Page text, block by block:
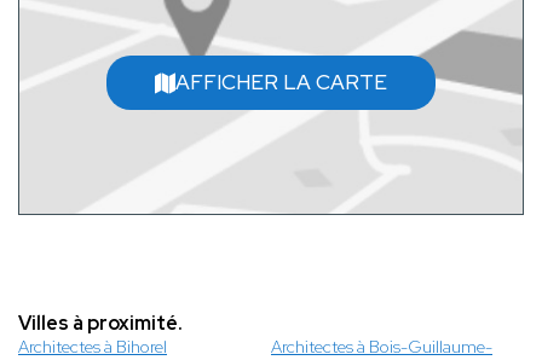
AFFICHER LA CARTE
Villes à proximité.
Architectes à Bihorel
Architectes à Bois-Guillaume-